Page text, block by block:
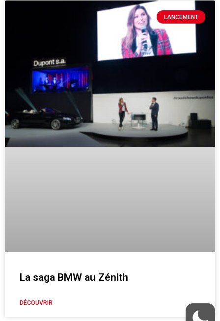
LANCEMENT
La saga BMW au Zénith
DÉCOUVRIR